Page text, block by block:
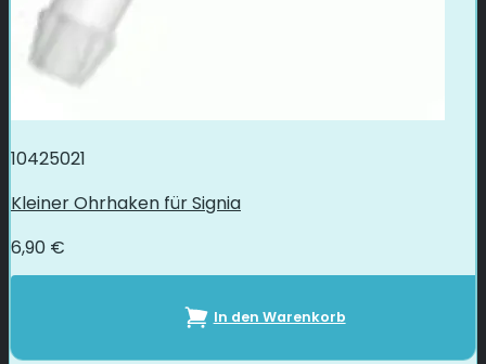
10425021
Kleiner Ohrhaken für Signia
6,90 €
In den Warenkorb